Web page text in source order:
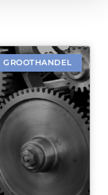
GROOTHANDEL